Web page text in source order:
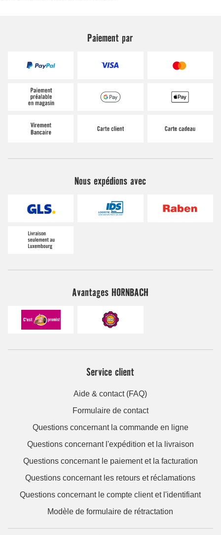
Paiement par
Nous expédions avec
Avantages HORNBACH
Service client
Aide & contact (FAQ)
Formulaire de contact
Questions concernant la commande en ligne
Questions concernant l'expédition et la livraison
Questions concernant le paiement et la facturation
Questions concernant les retours et réclamations
Questions concernant le compte client et l'identifiant
Modèle de formulaire de rétractation